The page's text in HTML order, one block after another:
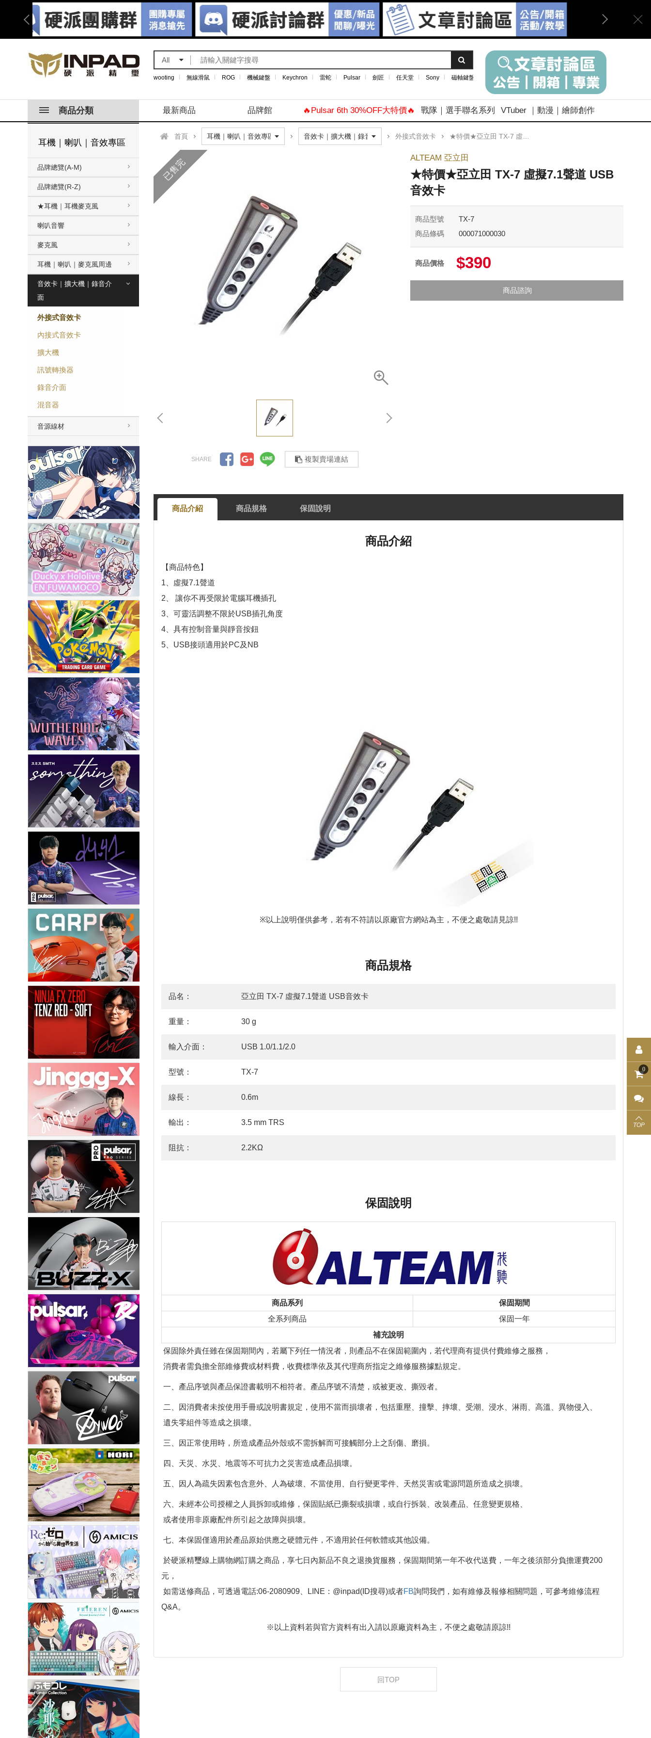
All
wooting 無線滑鼠 ROG 機械鍵盤 Keychron 雷蛇 Pulsar 劍匠 任天堂 Sony 磁軸鍵盤
商品分類 最新商品 品牌館 🔥Pulsar 6th 30%OFF大特價🔥 戰隊｜選手聯名系列 VTuber ｜動漫｜繪師創作
耳機｜喇叭｜音效專區
品牌總覽(A-M)
品牌總覽(R-Z)
★耳機｜耳機麥克風
喇叭音響
麥克風
耳機｜喇叭｜麥克風周邊
音效卡｜擴大機｜錄音介
面
外接式音效卡
內接式音效卡
擴大機
訊號轉換器
錄音介面
混音器
音源線材
首頁 外接式音效卡 ★特價★亞立田 TX-7 虛擬7.1聲道 USB音效卡
已售完
複製賣場連結
ALTEAM 亞立田
★特價★亞立田 TX-7 虛擬7.1聲道 USB
音效卡
商品型號
TX-7
商品條碼
000071000030
商品價格 $390
商品諮詢
商品介紹 商品規格 保固說明
商品介紹
【商品特色】
1、虛擬7.1聲道
2、 讓你不再受限於電腦耳機插孔
3、可靈活調整不限於USB插孔角度
4、具有控制音量與靜音按鈕
5、USB接頭適用於PC及NB
※以上說明僅供參考，若有不符請以原廠官方網站為主，不便之處敬請見諒!!
商品規格
品名： 亞立田 TX-7 虛擬7.1聲道 USB音效卡
重量： 30 g
輸入介面： USB 1.0/1.1/2.0
型號： TX-7
線長： 0.6m
輸出： 3.5 mm TRS
阻抗： 2.2KΩ
保固說明
商品系列
保固期間
全系列商品
保固一年
補充說明
保固除外責任雖在保固期間內，若屬下列任一情況者，則產品不在保固範圍內，若代理商有提供付費維修之服務，
消費者需負擔全部維修費或材料費，收費標準依及其代理商所指定之維修服務據點規定。
一、產品序號與產品保證書載明不相符者。產品序號不清楚，或被更改、撕毀者。
二、因消費者未按使用手冊或說明書規定，使用不當而損壞者，包括重壓、撞擊、摔壞、受潮、浸水、淋雨、高溫、異物侵入、
遺失零組件等造成之損壞。
三、因正常使用時，所造成產品外殼或不需拆解而可接觸部分上之刮傷、磨損。
四、天災、水災、地震等不可抗力之災害造成產品損壞。
五、因人為疏失因素包含意外、人為破壞、不當使用、自行變更零件、天然災害或電源問題所造成之損壞。
六、未經本公司授權之人員拆卸或維修，保固貼紙已撕裂或損壞，或自行拆裝、改裝產品、任意變更規格、
或者使用非原廠配件所引起之故障與損壞。
七、本保固僅適用於產品原始供應之硬體元件，不適用於任何軟體或其他設備。
於硬派精璽線上購物網訂購之商品，享七日內新品不良之退換貨服務，保固期間第一年不收代送費，一年之後須部分負擔運費200
元，
如需送修商品，可透過電話:06-2080909、LINE：@inpad(ID搜尋)或者FB詢問我們，如有維修及報修相關問題，可參考維修流程
Q&A。
※以上資料若與官方資料有出入請以原廠資料為主，不便之處敬請原諒!!
回TOP
0
TOP